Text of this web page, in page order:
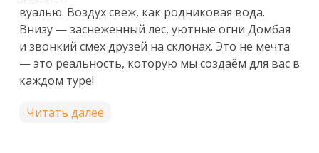
вуалью. Воздух свеж, как родниковая вода.
Внизу — заснеженный лес, уютные огни Домбая
и звонкий смех друзей на склонах. Это не мечта
— это реальность, которую мы создаём для вас в
каждом туре!
Мы — не просто туристическая компания. Мы —
Читать далее